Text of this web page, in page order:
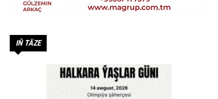
IŇ TÄZE